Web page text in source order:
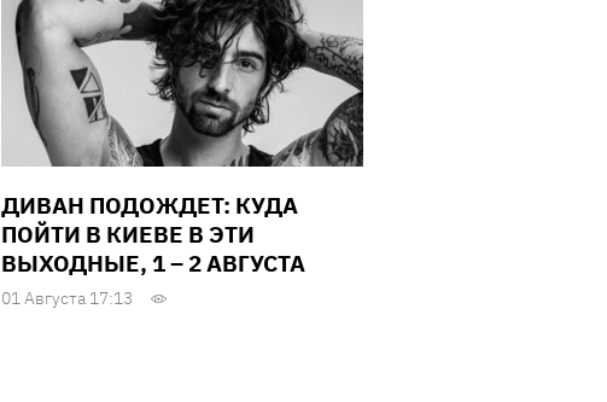
ДИВАН ПОДОЖДЕТ: КУДА
ПОЙТИ В КИЕВЕ В ЭТИ
ВЫХОДНЫЕ, 1 – 2 АВГУСТА
01 Августа 17:13